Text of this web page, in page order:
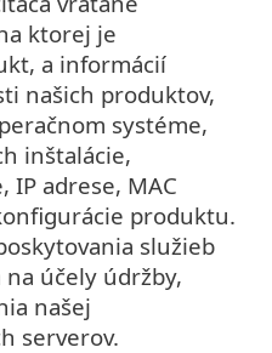
ktorej je
a informácií
našich produktov,
systéme,
inštalácie,
adrese, MAC
produktu.
služieb
na účely údržby,
našej
serverov.